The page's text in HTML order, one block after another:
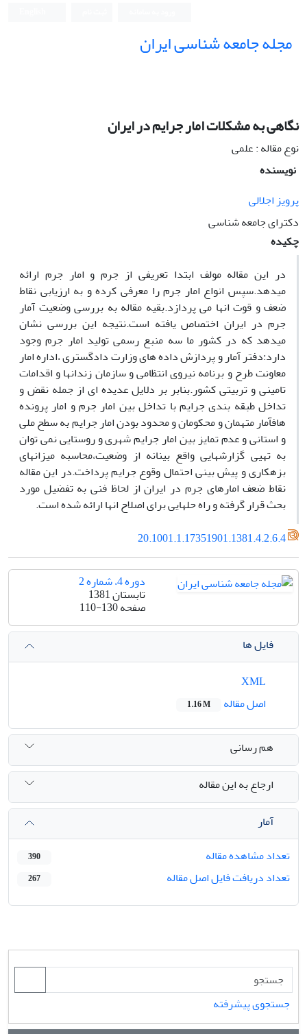
مجله جامعه شناسی ایران
نگاهی به مشکلات امار جرایم در ایران
نوع مقاله : علمی
نویسنده
پرویز اجلالی
دکترای جامعه شناسی
چکیده
در این مقاله مولف ابتدا تعریفی از جرم و امار جرم ارائه
میدهد.سپس انواع امار جرم را معرفی کرده و به ارزیابی نقاط
ضعف و قوت انها می پردازد.بقیه مقاله به بررسی وضعیت آمار
جرم در ایران اختصاص یافته است.نتیجه این بررسی نشان
میدهد که در کشور ما سه منبع رسمی تولید امار جرم وجود
دارد:دفتر آمار و پردازش داده های وزارت دادگستری ،اداره امار
معاونت طرح و برنامه نیروی انتظامی و سازمان زندانها و اقدامات
تامینی و تربیتی کشور.بنابر بر دلایل عدیده ای از جمله نقض و
تداخل طبقه بندی جرایم با تداخل بین امار جرم و امار پرونده
هافآمار متهمان و محکومان و محدود بودن امار جرایم به سطح ملی
و استانی و عدم تمایز بین امار جرایم شهری و روستایی نمی توان
به تهیی گزارشهایی واقع بینانه از وضعیت،محاسبه میزانهای
بزهکاری و پیش بینی احتمال وقوع جرایم پرداخت.در این مقاله
نقاط ضعف امارهای جرم در ایران از لحاظ فنی به تفضیل مورد
بحث قرار گرفته و راه حلهایی برای اصلاح انها ارائه شده است.
20.1001.1.17351901.1381.4.2.6.4
دوره 4، شماره 2
تابستان 1381
صفحه110-130
فایل ها
اصل مقاله
1.16 M
هم رسانی
ارجاع به این مقاله
آمار
تعداد مشاهده مقاله
390
تعداد دریافت فایل اصل مقاله 267
جستجوی پیشرفته